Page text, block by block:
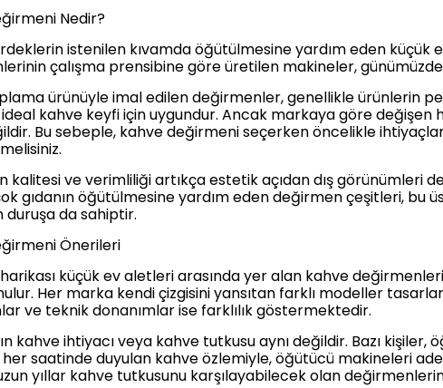
Nedir?
istenilen kıvamda öğütülmesine yardım eden
çalışma prensibine göre üretilen makineler,
ürünüyle imal edilen değirmenler, genellikle ürünlerin
kahve keyfi için uygundur. Ancak markaya göre
Bu sebeple, kahve değirmeni seçerken öncelikle
kalitesi ve verimliliği artıkça estetik açıdan dış görünümleri
gıdanın öğütülmesine yardım eden değirmen çeşitleri, bu
duruşa da sahiptir.
Önerileri
küçük ev aletleri arasında yer alan kahve
Her marka kendi çizgisini yansıtan farklı modeller
ve teknik donanımlar ise farklılık göstermektedir.
kahve ihtiyacı veya kahve tutkusu aynı değildir. Bazı
saatinde duyulan kahve özlemiyle, öğütücü makineleri
yıllar kahve tutkusunu karşılayabilecek olan